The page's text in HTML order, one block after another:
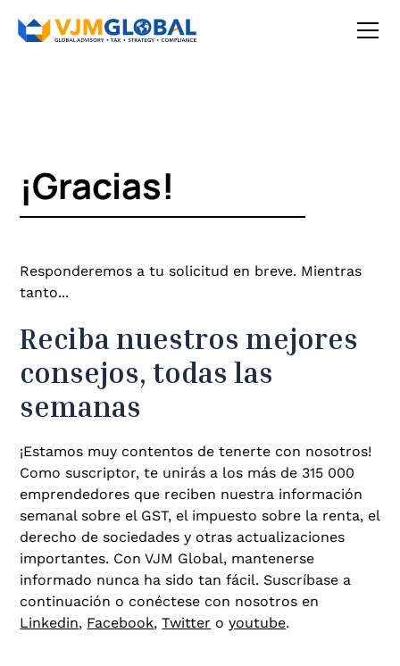
¡Gracias!
Responderemos a tu solicitud en breve. Mientras
tanto...
Reciba nuestros mejores
consejos, todas las
semanas
¡Estamos muy contentos de tenerte con nosotros!
Como suscriptor, te unirás a los más de 315 000
emprendedores que reciben nuestra información
semanal sobre el GST, el impuesto sobre la renta, el
derecho de sociedades y otras actualizaciones
importantes. Con VJM Global, mantenerse
informado nunca ha sido tan fácil. Suscríbase a
continuación o conéctese con nosotros en
Linkedin, Facebook,Twitter oyoutube.